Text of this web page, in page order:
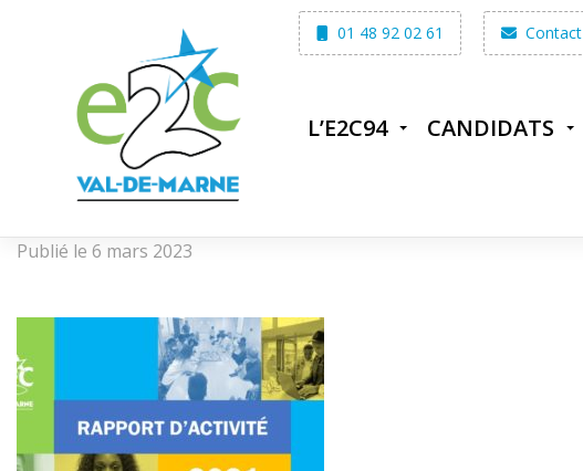
01 48 92 02 61 Contact
L’E2C94 CANDIDATS
Publié le 6 mars 2023